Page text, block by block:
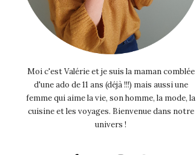
Moi c'est Valérie et je suis la maman comblée
d'une ado de 11 ans (déjà !!!) mais aussi une
femme qui aime la vie, son homme, la mode, la
cuisine et les voyages. Bienvenue dans notre
univers !